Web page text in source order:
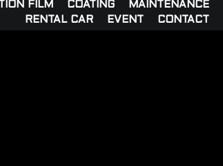
FILM COATING
MAINTENANCE
RENTAL CAR
EVENT CONTACT